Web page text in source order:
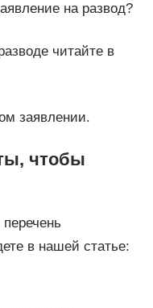
на развод?
читайте в
заявлении.
чтобы
в нашей статье: